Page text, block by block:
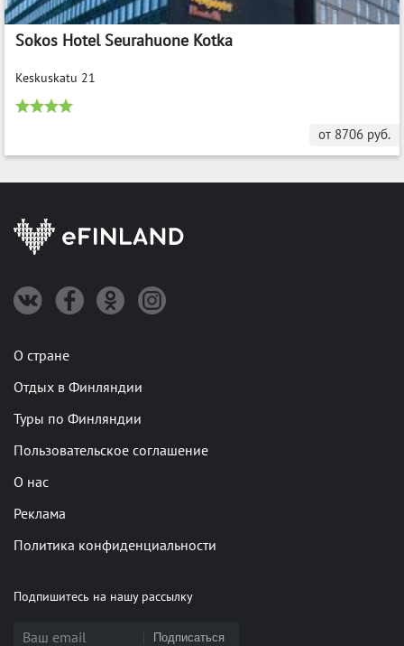
Sokos Hotel Seurahuone Kotka
Keskuskatu 21
от 8706 руб.
О стране
Отдых в Финляндии
Туры по Финляндии
Пользовательское соглашение
О нас
Реклама
Политика конфиденциальности
Подпишитесь на нашу рассылку
Подписаться